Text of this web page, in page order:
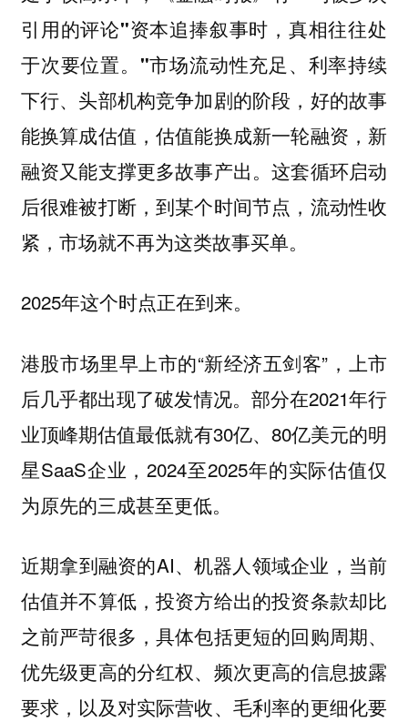
引用的评论"资本追捧叙事时，真相往往处
于次要位置。"市场流动性充足、利率持续
下行、头部机构竞争加剧的阶段，好的故事
能换算成估值，估值能换成新一轮融资，新
融资又能支撑更多故事产出。这套循环启动
后很难被打断，到某个时间节点，流动性收
紧，市场就不再为这类故事买单。
2025年这个时点正在到来。
港股市场里早上市的“新经济五剑客”，上市
后几乎都出现了破发情况。部分在2021年行
业顶峰期估值最低就有30亿、80亿美元的明
星SaaS企业，2024至2025年的实际估值仅
为原先的三成甚至更低。
近期拿到融资的AI、机器人领域企业，当前
估值并不算低，投资方给出的投资条款却比
之前严苛很多，具体包括更短的回购周期、
优先级更高的分红权、频次更高的信息披露
要求，以及对实际营收、毛利率的更细化要